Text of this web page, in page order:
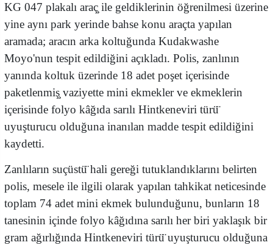
KG 047 plakalı araç̧ ile geldiklerinin öğrenilmesi üzerine
yine aynı park yerinde bahse konu araçta yapılan
aramada; aracın arka koltuğunda Kudakwashe
Moyo'nun tespit edildiğini açıkladı. Polis, zanlının
yanında koltuk üzerinde 18 adet poşet içerisinde
paketlenmiş̧ vaziyette mini ekmekler ve ekmeklerin
içerisinde folyo kâğıda sarılı Hintkeneviri türü̈
uyuşturucu olduğuna inanılan madde tespit edildiğini
kaydetti.
Zanlıların suçüstü̈ hali gereği tutuklandıklarını belirten
polis, mesele ile ilgili olarak yapılan tahkikat neticesinde
toplam 74 adet mini ekmek bulunduğunu, bunların 18
tanesinin içinde folyo kâğıdına sarılı her biri yaklaşık bir
gram ağırlığında Hintkeneviri türü̈ uyuşturucu olduğuna